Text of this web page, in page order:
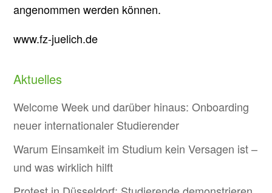
angenommen werden können.
www.fz-juelich.de
Aktuelles
Welcome Week und darüber hinaus: Onboarding
neuer internationaler Studierender
Warum Einsamkeit im Studium kein Versagen ist –
und was wirklich hilft